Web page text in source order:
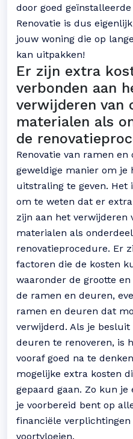
door goed
Renovatie is dus
jouw woning die op
kan uitpakken!
Er zijn extra
verbonden aan
verwijderen van
materialen als
de
Renovatie van ramen en
geweldige manier om je
uitstraling te geven. Het
om te weten dat er
zijn aan het verwijderen
materialen als
renovatieprocedure. Er
factoren die de kosten
waaronder de grootte
de ramen en deuren,
ramen en deuren dat
verwijderd. Als je
deuren te renoveren, is
vooraf goed na te
mogelijke extra kosten
gepaard gaan. Zo kun je
je voorbereid bent op
financiële
voortvloeien.